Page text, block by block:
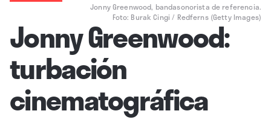
Jonny Greenwood, bandasonorista de referencia.
Foto: Burak Cingi / Redferns (Getty Images)
Jonny Greenwood:
turbación
cinematográfica